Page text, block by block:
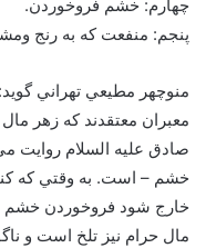
چهارم: خشم فروخوردن.
پنجم: منفعت كه به رنج
منوچهر مطيعي تهراني گويد:
معبران معتقدند که زهر
صادق عليه السلام روايت
خشم – است. به وقتي که
خارج شود فروخوردن خشم
مال حرام نيز تلخ است و